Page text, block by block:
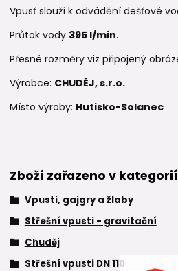
Vpusť slouží k odvádění dešťové
Průtok vody 395 l/min.
Přesné rozměry viz připojený
Výrobce: CHUDĚJ, s.r.o.
Místo výroby: Hutisko-Solanec
Zboží zařazeno v
Vpusti, gajgry a žlaby
Střešní vpusti - gravitační
Chuděj
Střešní vpusti DN 110